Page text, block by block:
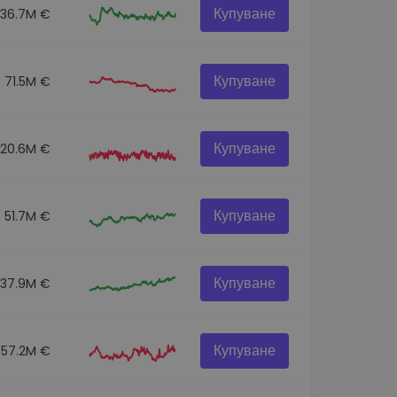
€ Купуване
71.5M € Купуване
€ Купуване
51.7M € Купуване
€ Купуване
57.2M € Купуване